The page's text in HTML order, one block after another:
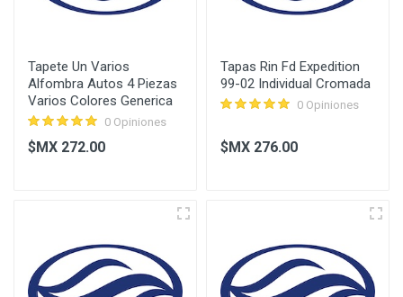
Tapete Un Varios
Alfombra Autos 4 Piezas
Varios Colores Generica
0 Opiniones
$MX 272.00
Tapas Rin Fd Expedition
99-02 Individual Cromada
0 Opiniones
$MX 276.00